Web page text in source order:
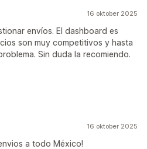
16 oktober 2025
envíos. El dashboard es
son muy competitivos y hasta
Sin duda la recomiendo.
16 oktober 2025
a todo México!